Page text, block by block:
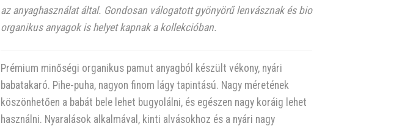
az anyaghasználat által. Gondosan válogatott gyönyörű lenvásznak és bio
organikus anyagok is helyet kapnak a kollekcióban.
Prémium minőségi organikus pamut anyagból készült vékony, nyári
babatakaró. Pihe-puha, nagyon finom lágy tapintású. Nagy méretének
köszönhetően a babát bele lehet bugyolálni, és egészen nagy koráig lehet
használni. Nyaralások alkalmával, kinti alvásokhoz és a nyári nagy